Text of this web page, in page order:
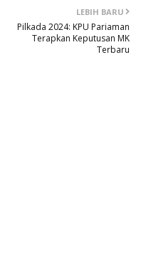
LEBIH BARU
Pilkada 2024: KPU Pariaman
Terapkan Keputusan MK
Terbaru